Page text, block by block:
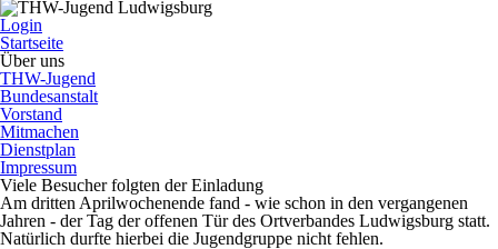
Login
Startseite
Über uns
THW-Jugend
Bundesanstalt
Vorstand
Mitmachen
Dienstplan
Impressum
Viele Besucher folgten der Einladung
Am dritten Aprilwochenende fand - wie schon in den vergangenen
Jahren - der Tag der offenen Tür des Ortverbandes Ludwigsburg statt.
Natürlich durfte hierbei die Jugendgruppe nicht fehlen.